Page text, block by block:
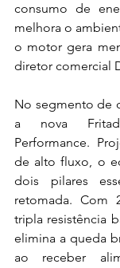
consumo de
melhora o
o motor gera
diretor comercial
No segmento de
a nova
Performance.
de alto fluxo, o
dois pilares
retomada. Com
tripla resistência
elimina a queda
ao receber